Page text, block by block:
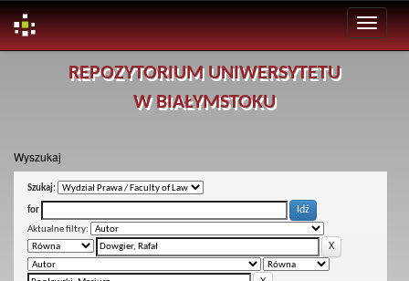
REPOZYTORIUM UNIWERSYTETU
W BIAŁYMSTOKU
Wyszukaj
Szukaj:
for
Aktualne filtry: